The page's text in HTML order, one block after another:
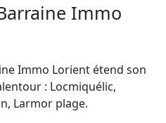
Immo
Immo Lorient étend son
: Locmiquélic,
Larmor plage.